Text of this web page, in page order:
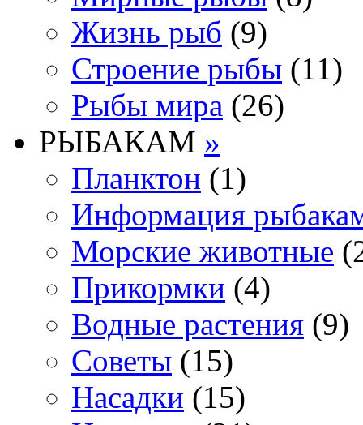
Жизнь рыб (9)
Строение рыбы (11)
Рыбы мира (26)
РЫБАКАМ »
Планктон (1)
Информация
Морские животные
Прикормки (4)
Водные растения (9)
Советы (15)
Насадки (15)